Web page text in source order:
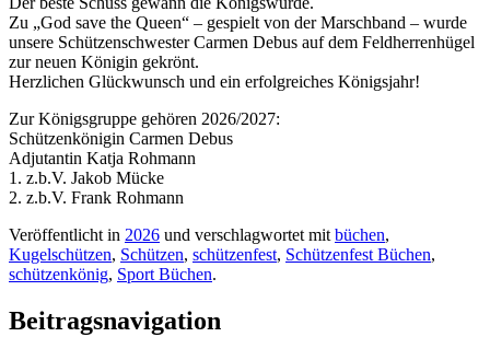
Zu „God save the Queen“ – gespielt von der Marschband – wurde
unsere Schützenschwester Carmen Debus auf dem Feldherrenhügel
zur neuen Königin gekrönt.
Herzlichen Glückwunsch und ein erfolgreiches Königsjahr!
Zur Königsgruppe gehören 2026/2027:
Schützenkönigin Carmen Debus
Adjutantin Katja Rohmann
1. z.b.V. Jakob Mücke
2. z.b.V. Frank Rohmann
Veröffentlicht in 2026 und verschlagwortet mit büchen,
Kugelschützen, Schützen, schützenfest, Schützenfest Büchen,
schützenkönig, Sport Büchen.
Beitragsnavigation